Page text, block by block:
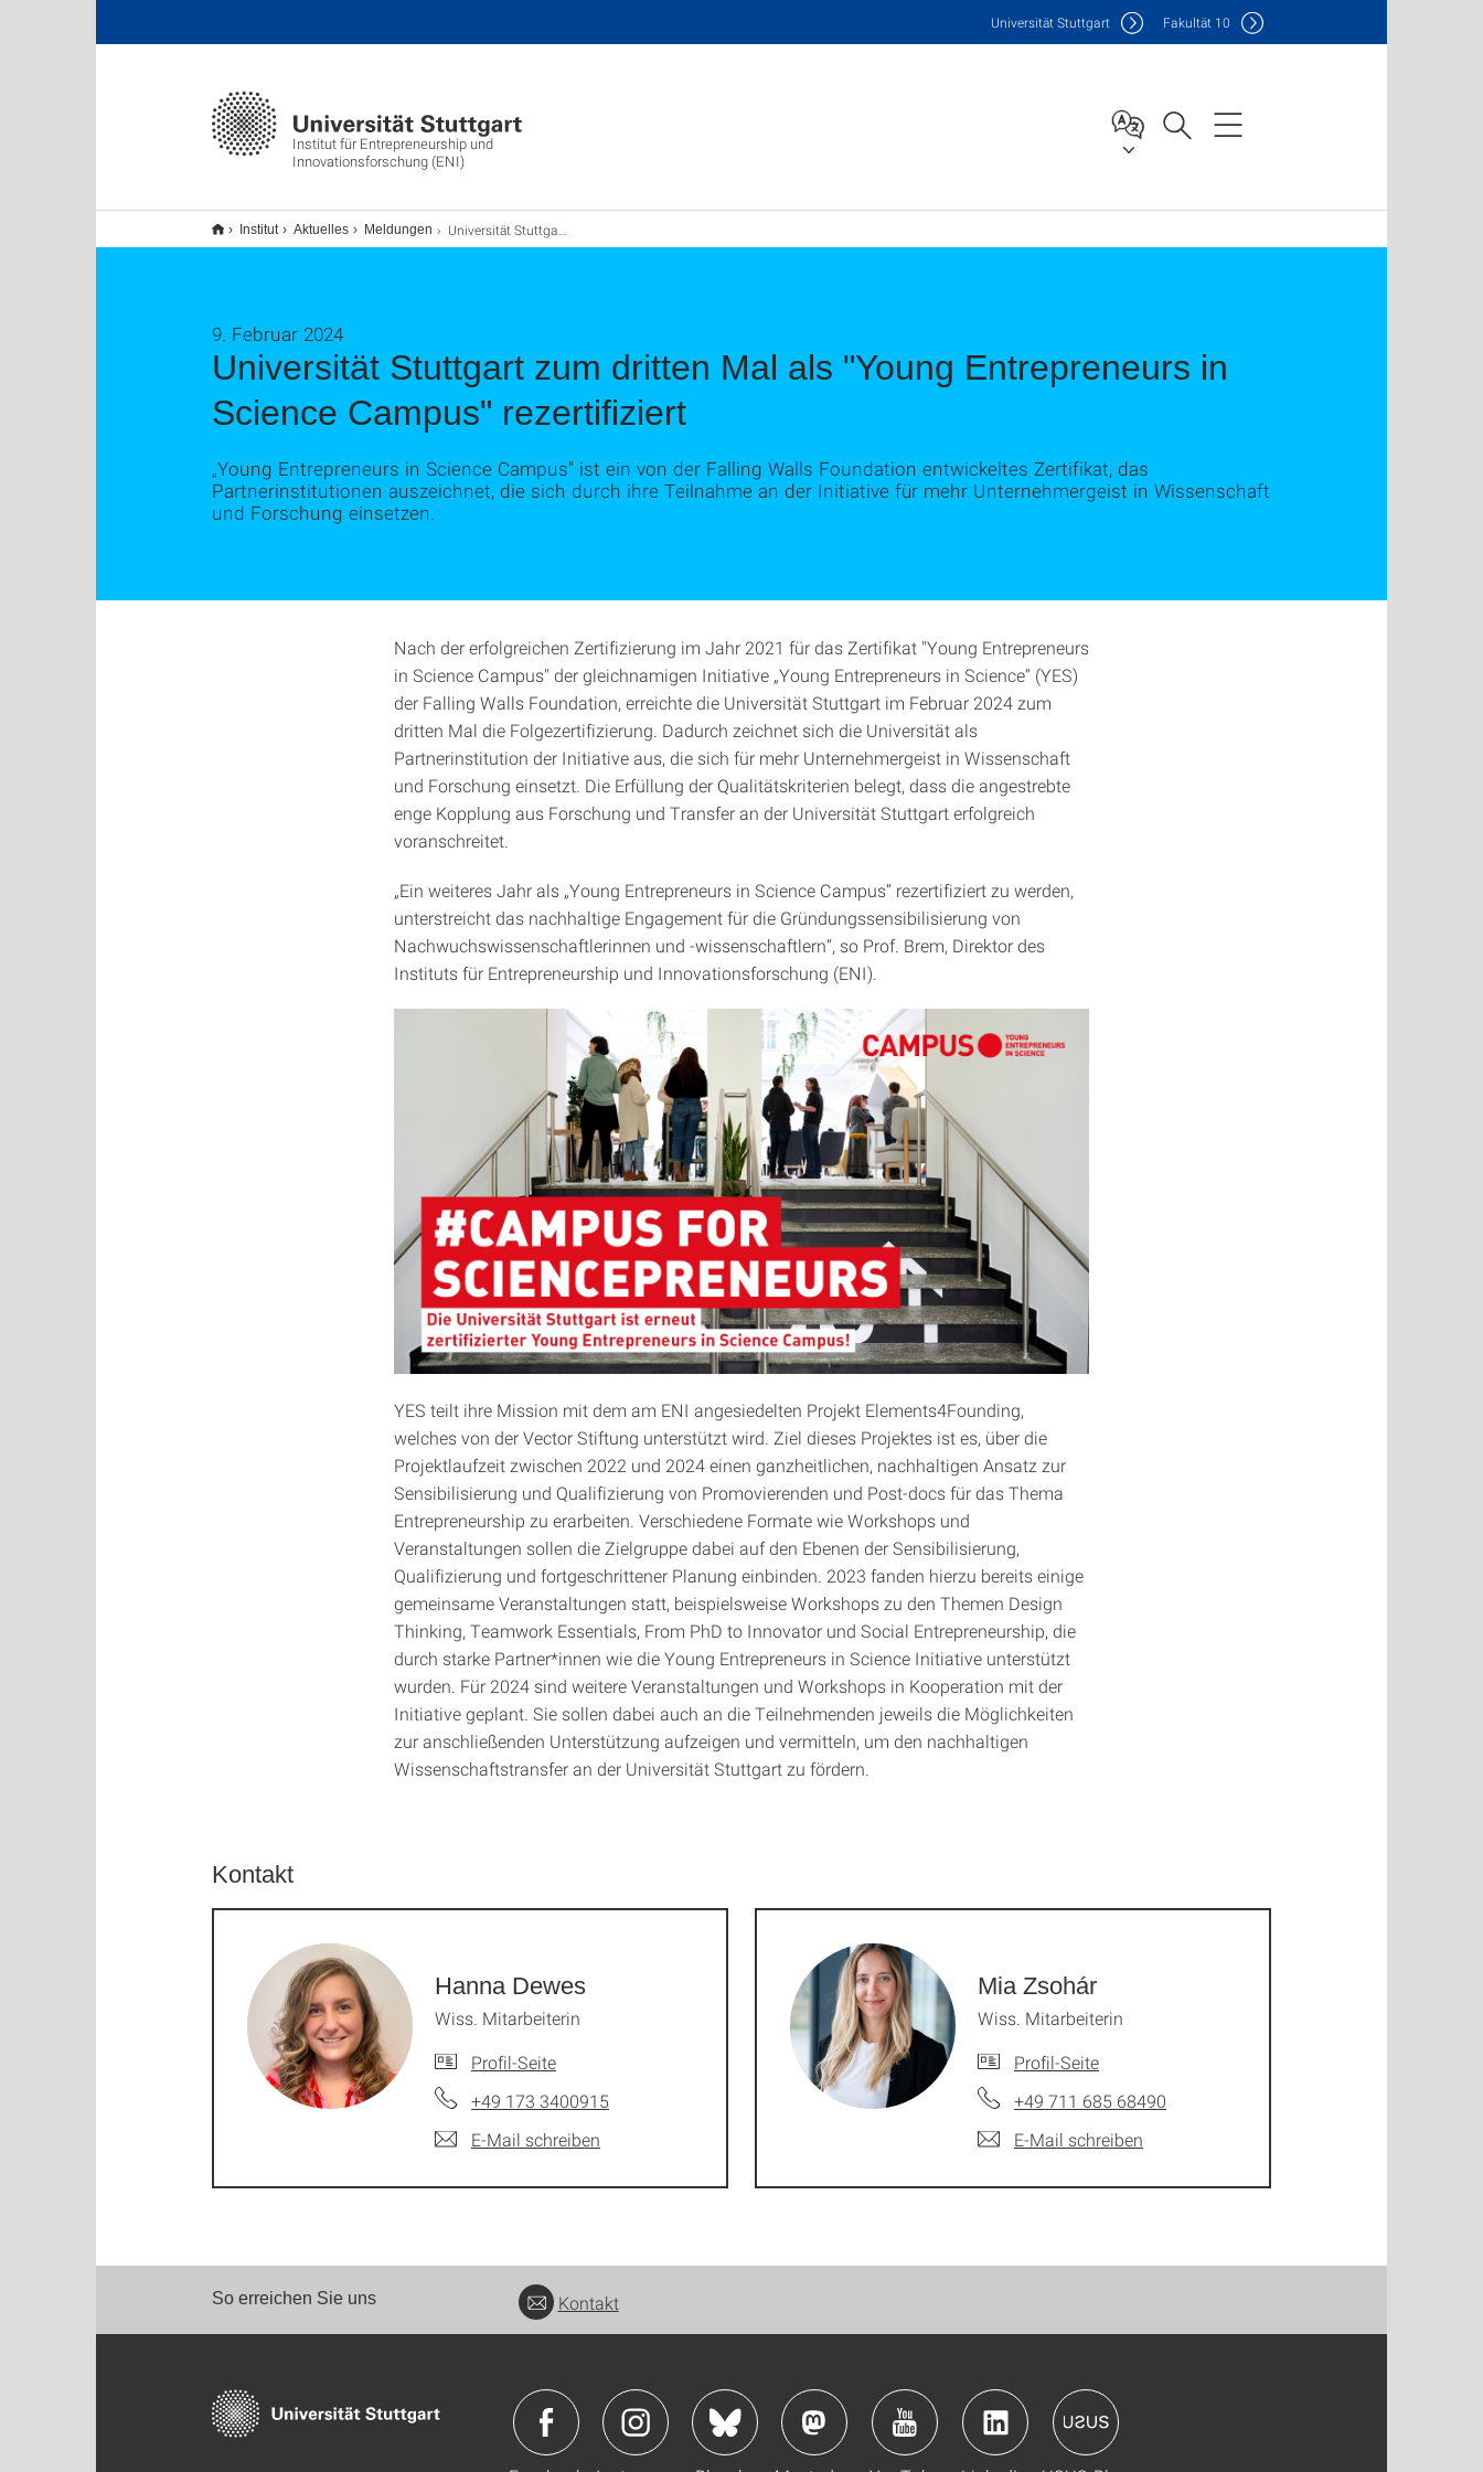
Institut für Entrepreneurship und
Innovationsforschung (ENI)
Universität Stuttgart Fakultät 10
Institut Aktuelles Meldungen Universität Stuttgart zum dritten Mal als "Young Entrepreneurs in Science Campus" rezertifiziert
Universität Stuttgart zum dritten Mal als "Young Entrepreneurs in
Science Campus" rezertifiziert
9. Februar 2024
„Young Entrepreneurs in Science Campus" ist ein von der Falling Walls Foundation entwickeltes Zertifikat, das
Partnerinstitutionen auszeichnet, die sich durch ihre Teilnahme an der Initiative für mehr Unternehmergeist in Wissenschaft
und Forschung einsetzen.
Nach der erfolgreichen Zertifizierung im Jahr 2021 für das Zertifikat "Young Entrepreneurs
in Science Campus" der gleichnamigen Initiative „Young Entrepreneurs in Science“ (YES)
der Falling Walls Foundation, erreichte die Universität Stuttgart im Februar 2024 zum
dritten Mal die Folgezertifizierung. Dadurch zeichnet sich die Universität als
Partnerinstitution der Initiative aus, die sich für mehr Unternehmergeist in Wissenschaft
und Forschung einsetzt. Die Erfüllung der Qualitätskriterien belegt, dass die angestrebte
enge Kopplung aus Forschung und Transfer an der Universität Stuttgart erfolgreich
voranschreitet.
„Ein weiteres Jahr als „Young Entrepreneurs in Science Campus“ rezertifiziert zu werden,
unterstreicht das nachhaltige Engagement für die Gründungssensibilisierung von
Nachwuchswissenschaftlerinnen und -wissenschaftlern“, so Prof. Brem, Direktor des
Instituts für Entrepreneurship und Innovationsforschung (ENI).
YES teilt ihre Mission mit dem am ENI angesiedelten Projekt Elements4Founding,
welches von der Vector Stiftung unterstützt wird. Ziel dieses Projektes ist es, über die
Projektlaufzeit zwischen 2022 und 2024 einen ganzheitlichen, nachhaltigen Ansatz zur
Sensibilisierung und Qualifizierung von Promovierenden und Post-docs für das Thema
Entrepreneurship zu erarbeiten. Verschiedene Formate wie Workshops und
Veranstaltungen sollen die Zielgruppe dabei auf den Ebenen der Sensibilisierung,
Qualifizierung und fortgeschrittener Planung einbinden. 2023 fanden hierzu bereits einige
gemeinsame Veranstaltungen statt, beispielsweise Workshops zu den Themen Design
Thinking, Teamwork Essentials, From PhD to Innovator und Social Entrepreneurship, die
durch starke Partner*innen wie die Young Entrepreneurs in Science Initiative unterstützt
wurden. Für 2024 sind weitere Veranstaltungen und Workshops in Kooperation mit der
Initiative geplant. Sie sollen dabei auch an die Teilnehmenden jeweils die Möglichkeiten
zur anschließenden Unterstützung aufzeigen und vermitteln, um den nachhaltigen
Wissenschaftstransfer an der Universität Stuttgart zu fördern.
Kontakt
Hanna Dewes
Wiss. Mitarbeiterin
Profil-Seite
+49 173 3400915
E-Mail schreiben
Mia Zsohár
Wiss. Mitarbeiterin
Profil-Seite
+49 711 685 68490
E-Mail schreiben
So erreichen Sie uns Kontakt